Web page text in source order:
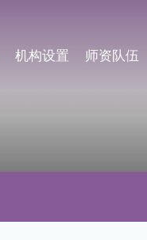
机构设置 师资队伍